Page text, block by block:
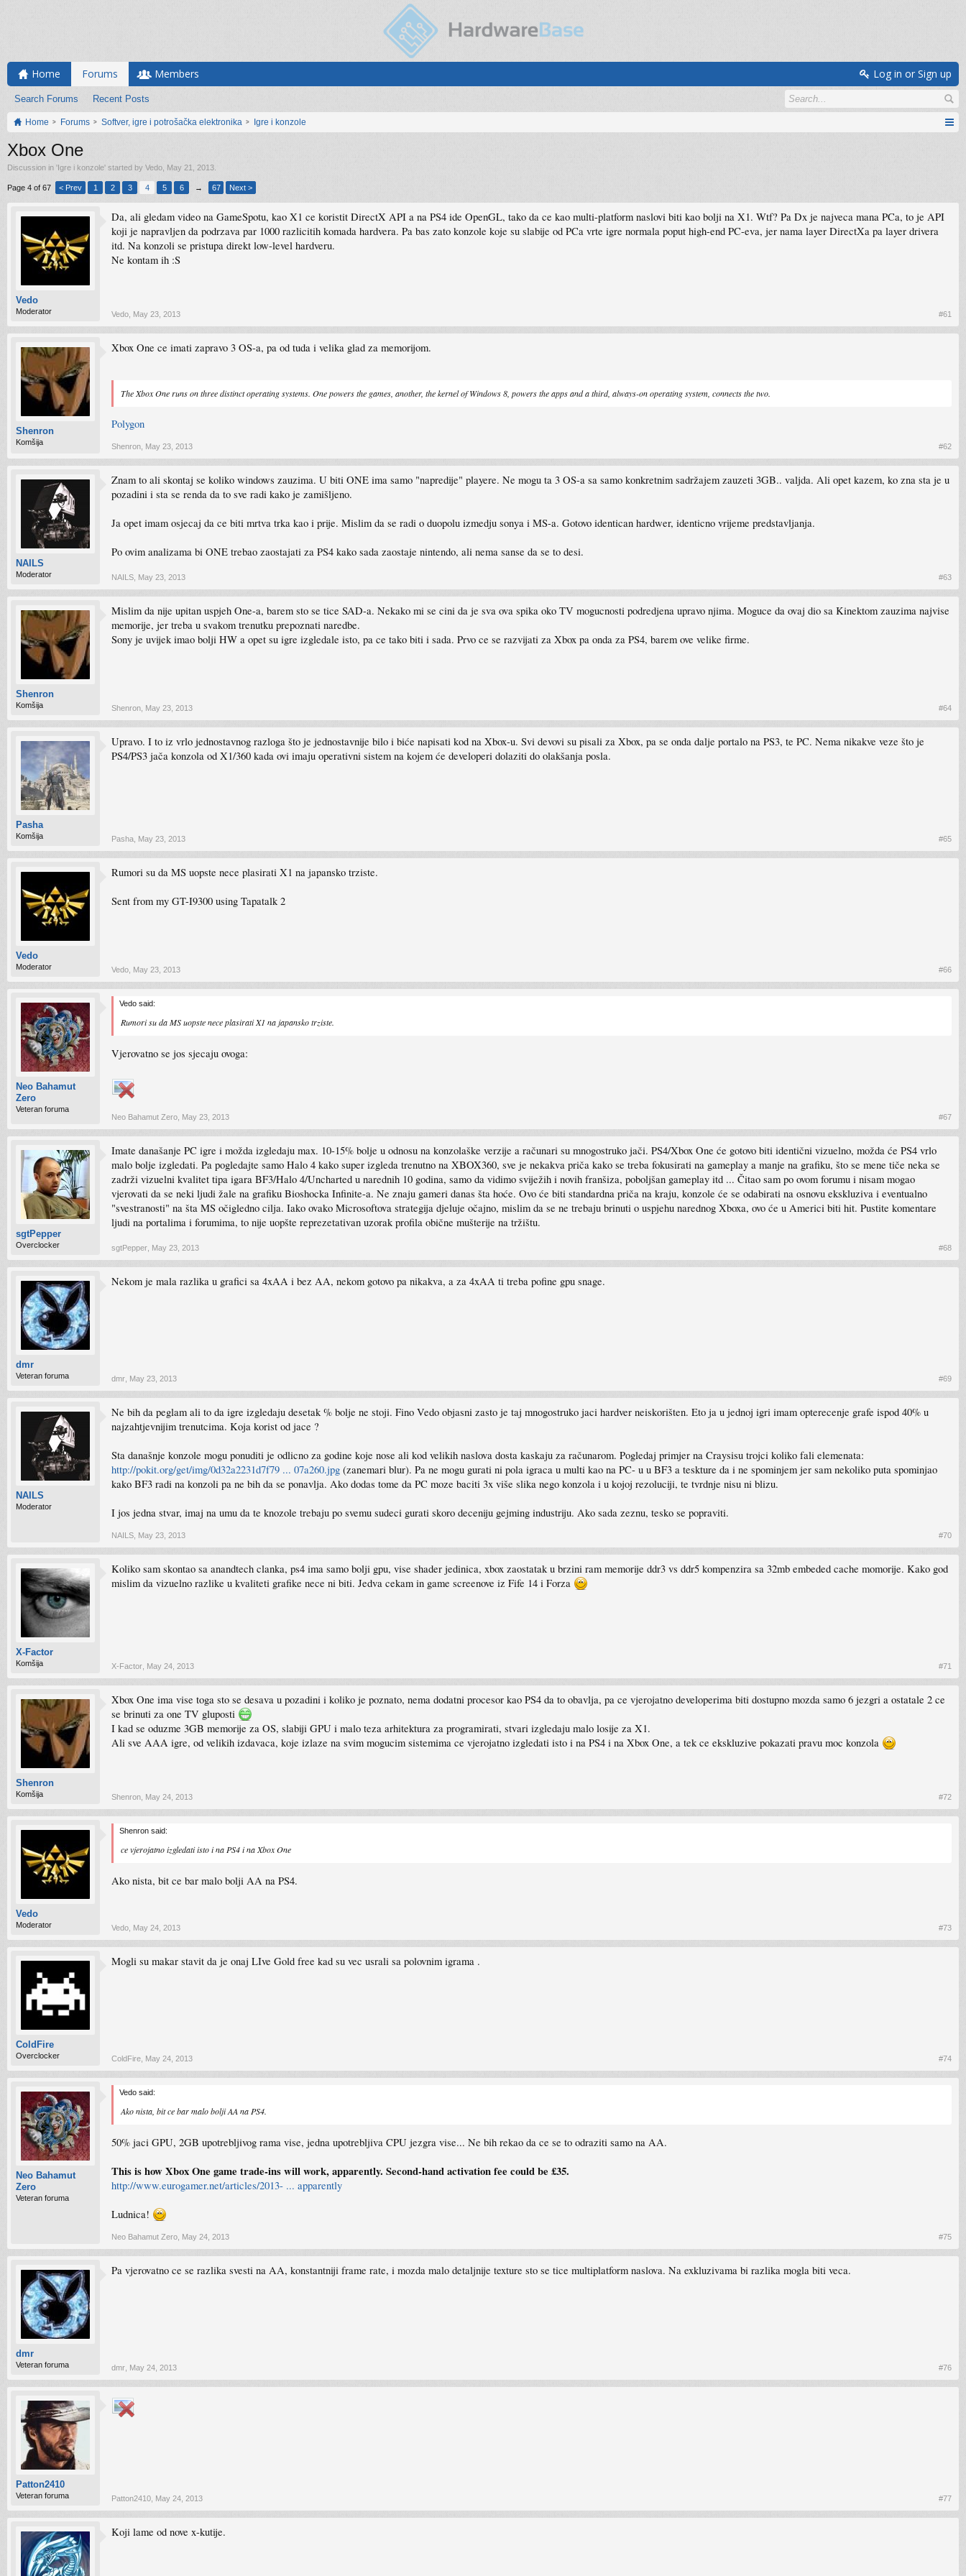
Home Forums
Search Forums Recent Posts
Members Log in or Sign up
Home Forums Softver, igre i potrošačka elektronika Igre i konzole
Xbox One
Discussion in 'Igre i konzole' started by Vedo May 21, 2013
Page 4 of 67 < Prev 1 2 3 4 5 6 → 67 Next >
Vedo
Moderator
Da, ali gledam video na GameSpotu, kao X1 ce koristit DirectX API a na PS4 ide OpenGL, tako da ce kao multi-platform naslovi biti kao bolji na X1. Wtf? Pa Dx je najveca mana PCa, to je API
koji je napravljen da podrzava par 1000 razlicitih komada hardvera. Pa bas zato konzole koje su slabije od PCa vrte igre normala poput high-end PC-eva, jer nama layer DirectXa pa layer drivera
itd. Na konzoli se pristupa direkt low-level hardveru.
Ne kontam ih :S
Vedo May 23, 2013 #61
Shenron
Komšija
Xbox One ce imati zapravo 3 OS-a, pa od tuda i velika glad za memorijom.
The Xbox One runs on three distinct operating systems. One powers the games, another, the kernel of Windows 8, powers the apps and a third, always-on operating system, connects the two.
Polygon
Shenron May 23, 2013 #62
NAILS
Moderator
Znam to ali skontaj se koliko windows zauzima. U biti ONE ima samo "napredije" playere. Ne mogu ta 3 OS-a sa samo konkretnim sadržajem zauzeti 3GB.. valjda. Ali opet kazem, ko zna sta je u
pozadini i sta se renda da to sve radi kako je zamišljeno.
Ja opet imam osjecaj da ce biti mrtva trka kao i prije. Mislim da se radi o duopolu izmedju sonya i MS-a. Gotovo identican hardwer, identicno vrijeme predstavljanja.
Po ovim analizama bi ONE trebao zaostajati za PS4 kako sada zaostaje nintendo, ali nema sanse da se to desi.
NAILS May 23, 2013 #63
Shenron
Komšija
Mislim da nije upitan uspjeh One-a, barem sto se tice SAD-a. Nekako mi se cini da je sva ova spika oko TV mogucnosti podredjena upravo njima. Moguce da ovaj dio sa Kinektom zauzima najvise
memorije, jer treba u svakom trenutku prepoznati naredbe.
Sony je uvijek imao bolji HW a opet su igre izgledale isto, pa ce tako biti i sada. Prvo ce se razvijati za Xbox pa onda za PS4, barem ove velike firme.
Shenron May 23, 2013 #64
Pasha
Komšija
Upravo. I to iz vrlo jednostavnog razloga što je jednostavnije bilo i biće napisati kod na Xbox-u. Svi devovi su pisali za Xbox, pa se onda dalje portalo na PS3, te PC. Nema nikakve veze što je
PS4/PS3 jača konzola od X1/360 kada ovi imaju operativni sistem na kojem će developeri dolaziti do olakšanja posla.
Pasha May 23, 2013 #65
Vedo
Moderator
Rumori su da MS uopste nece plasirati X1 na japansko trziste.
Sent from my GT-I9300 using Tapatalk 2
Vedo May 23, 2013 #66
Neo Bahamut
Zero
Veteran foruma
Vedo said:
Rumori su da MS uopste nece plasirati X1 na japansko trziste.
Vjerovatno se jos sjecaju ovoga:
Neo Bahamut Zero May 23, 2013 #67
sgtPepper
Overclocker
Imate današanje PC igre i možda izgledaju max. 10-15% bolje u odnosu na konzolaške verzije a računari su mnogostruko jači. PS4/Xbox One će gotovo biti identični vizuelno, možda će PS4 vrlo
malo bolje izgledati. Pa pogledajte samo Halo 4 kako super izgleda trenutno na XBOX360, sve je nekakva priča kako se treba fokusirati na gameplay a manje na grafiku, što se mene tiče neka se
zadrži vizuelni kvalitet tipa igara BF3/Halo 4/Uncharted u narednih 10 godina, samo da vidimo sviježih i novih franšiza, poboljšan gameplay itd ... Čitao sam po ovom forumu i nisam mogao
vjerovati da se neki ljudi žale na grafiku Bioshocka Infinite-a. Ne znaju gameri danas šta hoće. Ovo će biti standardna priča na kraju, konzole će se odabirati na osnovu ekskluziva i eventualno
"svestranosti" na šta MS očigledno cilja. Iako ovako Microsoftova strategija djeluje očajno, mislim da se ne trebaju brinuti o uspjehu narednog Xboxa, ovo će u Americi biti hit. Pustite komentare
ljudi na portalima i forumima, to nije uopšte reprezetativan uzorak profila obične mušterije na tržištu.
sgtPepper May 23, 2013 #68
dmr
Veteran foruma
Nekom je mala razlika u grafici sa 4xAA i bez AA, nekom gotovo pa nikakva, a za 4xAA ti treba pofine gpu snage.
dmr May 23, 2013 #69
NAILS
Moderator
Ne bih da peglam ali to da igre izgledaju desetak % bolje ne stoji. Fino Vedo objasni zasto je taj mnogostruko jaci hardver neiskorišten. Eto ja u jednoj igri imam opterecenje grafe ispod 40% u
najzahtjevnijim trenutcima. Koja korist od jace ?
Sta današnje konzole mogu ponuditi je odlicno za godine koje nose ali kod velikih naslova dosta kaskaju za računarom. Pogledaj primjer na Craysisu trojci koliko fali elemenata:
http://pokit.org/get/img/0d32a2231d7f79 ... 07a260.jpg (zanemari blur). Pa ne mogu gurati ni pola igraca u multi kao na PC- u u BF3 a teskture da i ne spominjem jer sam nekoliko puta spominjao
kako BF3 radi na konzoli pa ne bih da se ponavlja. Ako dodas tome da PC moze baciti 3x više slika nego konzola i u kojoj rezoluciji, te tvrdnje nisu ni blizu.
I jos jedna stvar, imaj na umu da te knozole trebaju po svemu sudeci gurati skoro deceniju gejming industriju. Ako sada zeznu, tesko se popraviti.
NAILS May 23, 2013 #70
X-Factor
Komšija
Koliko sam skontao sa anandtech clanka, ps4 ima samo bolji gpu, vise shader jedinica, xbox zaostatak u brzini ram memorije ddr3 vs ddr5 kompenzira sa 32mb embeded cache momorije. Kako god
mislim da vizuelno razlike u kvaliteti grafike nece ni biti. Jedva cekam in game screenove iz Fife 14 i Forza
X-Factor May 24, 2013 #71
Shenron
Komšija
Xbox One ima vise toga sto se desava u pozadini i koliko je poznato, nema dodatni procesor kao PS4 da to obavlja, pa ce vjerojatno developerima biti dostupno mozda samo 6 jezgri a ostatale 2 ce
se brinuti za one TV gluposti
I kad se oduzme 3GB memorije za OS, slabiji GPU i malo teza arhitektura za programirati, stvari izgledaju malo losije za X1.
Ali sve AAA igre, od velikih izdavaca, koje izlaze na svim mogucim sistemima ce vjerojatno izgledati isto i na PS4 i na Xbox One, a tek ce ekskluzive pokazati pravu moc konzola
Shenron May 24, 2013 #72
Vedo
Moderator
Shenron said:
ce vjerojatno izgledati isto i na PS4 i na Xbox One
Ako nista, bit ce bar malo bolji AA na PS4.
Vedo May 24, 2013 #73
ColdFire
Overclocker
Mogli su makar stavit da je onaj LIve Gold free kad su vec usrali sa polovnim igrama .
ColdFire May 24, 2013 #74
Neo Bahamut
Zero
Veteran foruma
Vedo said:
Ako nista, bit ce bar malo bolji AA na PS4.
50% jaci GPU, 2GB upotrebljivog rama vise, jedna upotrebljiva CPU jezgra vise... Ne bih rekao da ce se to odraziti samo na AA.
This is how Xbox One game trade-ins will work, apparently. Second-hand activation fee could be £35.
http://www.eurogamer.net/articles/2013- ... apparently
Ludnica!
Neo Bahamut Zero May 24, 2013 #75
dmr
Veteran foruma
Pa vjerovatno ce se razlika svesti na AA, konstantniji frame rate, i mozda malo detaljnije texture sto se tice multiplatform naslova. Na exkluzivama bi razlika mogla biti veca.
dmr May 24, 2013 #76
Patton2410
Veteran foruma Patton2410 May 24, 2013 #77
Koji lame od nove x-kutije.